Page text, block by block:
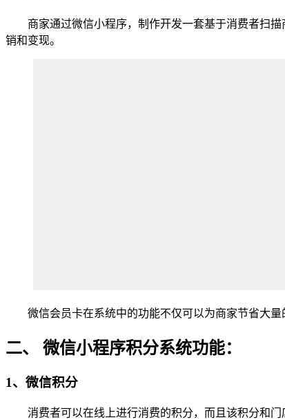
商家通过微信小程序，制作开发一套基于消费者扫描
销和变现。
微信会员卡在系统中的功能不仅可以为商家节省大量
二、 微信小程序积分系统功能：
1、微信积分
消费者可以在线上进行消费的积分，而且该积分和门